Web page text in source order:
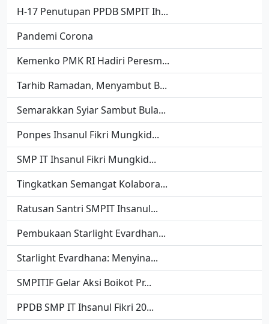
H-17 Penutupan PPDB SMPIT Ih...
Pandemi Corona
Kemenko PMK RI Hadiri Peresm...
Tarhib Ramadan, Menyambut B...
Semarakkan Syiar Sambut Bula...
Ponpes Ihsanul Fikri Mungkid...
SMP IT Ihsanul Fikri Mungkid...
Tingkatkan Semangat Kolabora...
Ratusan Santri SMPIT Ihsanul...
Pembukaan Starlight Evardhan...
Starlight Evardhana: Menyina...
SMPITIF Gelar Aksi Boikot Pr...
PPDB SMP IT Ihsanul Fikri 20...